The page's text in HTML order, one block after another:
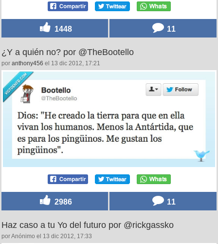
1448 11
¿Y a quién no? por @TheBootello
por anthony456 el 13 dic 2012, 17:21
2986 11
Haz caso a tu Yo del futuro por @rickgassko
por Anónimo el 13 dic 2012, 17:33